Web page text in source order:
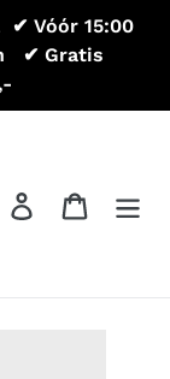
✔ Vóór 15:00
ㅤ ✔ Gratis
Aanmelden